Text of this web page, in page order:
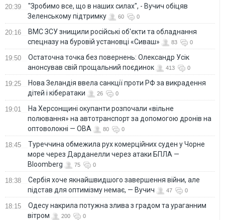
20:39
"Зробимо все, що в наших силах", - Вучич обіцяв
Зеленському підтримку
60 0
20:16
ВМС ЗСУ знищили російські об'єкти та обладнання
спецназу на буровій установці «Сиваш»
83 0
19:50
Остаточна точка без повернень: Олександр Усік
анонсував свій прощальний поєдинок
413 0
19:25
Нова Зеландія ввела санкції проти РФ за викрадення
дітей і кібератаки
26 0
19:01
На Херсонщині окупанти розпочали «вільне
полювання» на автотранспорт за допомогою дронів на
оптоволокні — ОВА
80 0
18:45
Туреччина обмежила рух комерційних суден у Чорне
море через Дарданелли через атаки БПЛА —
Bloomberg
75 0
18:38
Сербія хоче якнайшвидшого завершення війни, але
підстав для оптимізму немає, — Вучич
47 0
18:15
Одесу накрила потужна злива з градом та ураганним
вітром
200 0